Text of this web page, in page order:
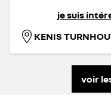
je suis
KENIS
voir